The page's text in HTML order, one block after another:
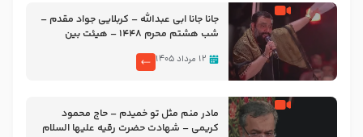
جانا جانا ابی عبدالله – کربلایی جواد مقدم –
شب هشتم محرم 1448 – هیئت بین
۱۲ مرداد ۱۴۰۵
مادر منم مثل تو خمیدم – حاج محمود
کریمی – شهادت حضرت رقیه علیها السلام